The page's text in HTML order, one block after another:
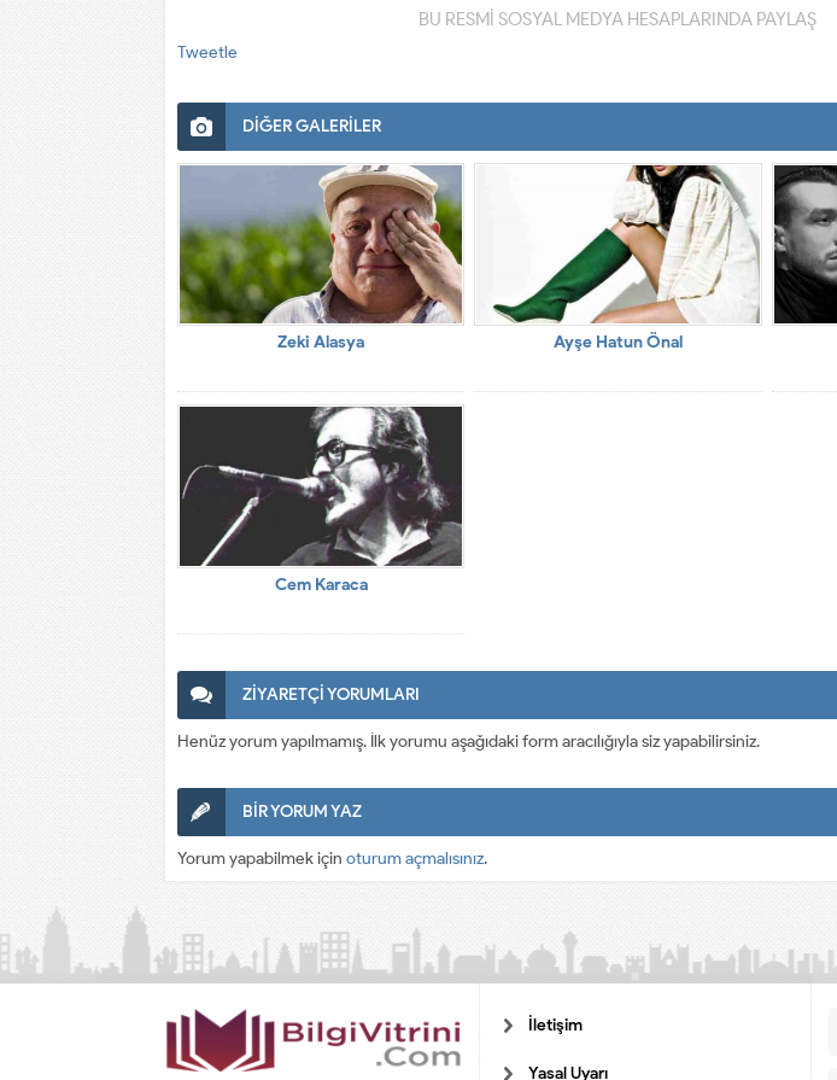
BU RESMİ SOSYAL MEDYA HESAPLARINDA PAYLAŞ
Tweetle
DİĞER GALERİLER
Zeki Alasya Ayşe Hatun Önal
Cem Karaca
ZİYARETÇİ YORUMLARI
Henüz yorum yapılmamış. İlk yorumu aşağıdaki form aracılığıyla siz yapabilirsiniz.
BİR YORUM YAZ
Yorum yapabilmek için oturum açmalısınız.
İletişim
Yasal Uyarı